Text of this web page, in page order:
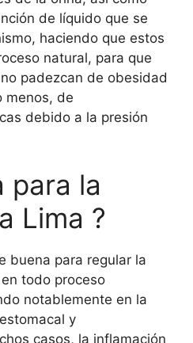
de líquido que se
haciendo que estos
natural, para que
padezcan de obesidad
menos, de
debido a la presión
para la
Lima ?
buena para regular la
todo proceso
notablemente en la
y
casos, la inflamación